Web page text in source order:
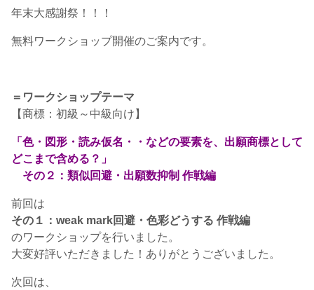
年末大感謝祭！！！
無料ワークショップ開催のご案内です。
＝ワークショップテーマ
【商標：初級～中級向け】
「色・図形・読み仮名・・などの要素を、出願商標として
どこまで含める？」
その２：類似回避・出願数抑制 作戦編
前回は
その１：weak mark回避・色彩どうする 作戦編
のワークショップを行いました。
大変好評いただきました！ありがとうございました。
次回は、